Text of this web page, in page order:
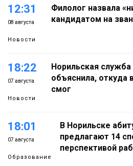
12:31
08 августа
Новости
Филолог назвала
кандидатом на
18:22
07 августа
Новости
Норильская служба
объяснила, откуда
смог
18:01
07 августа
Образование
В Норильске
предлагают 14
перспективой